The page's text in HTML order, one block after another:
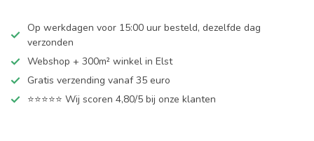
Op werkdagen voor 15:00 uur besteld, dezelfde dag
verzonden
Webshop + 300m² winkel in Elst
Gratis verzending vanaf 35 euro
⭐⭐⭐⭐⭐ Wij scoren 4,80/5 bij onze klanten